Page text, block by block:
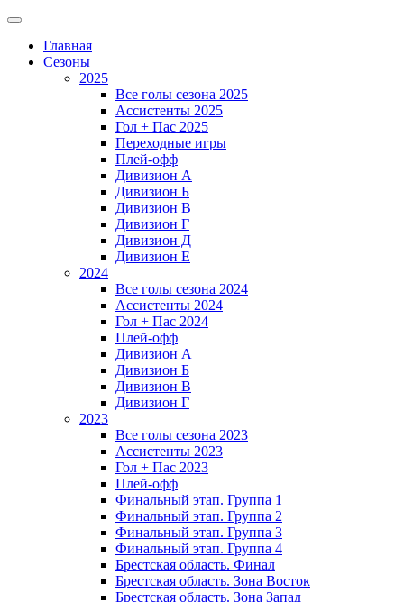
Главная
Сезоны
2025
Все голы сезона 2025
Ассистенты 2025
Гол + Пас 2025
Переходные игры
Плей-офф
Дивизион A
Дивизион Б
Дивизион В
Дивизион Г
Дивизион Д
Дивизион Е
2024
Все голы сезона 2024
Ассистенты 2024
Гол + Пас 2024
Плей-офф
Дивизион A
Дивизион Б
Дивизион В
Дивизион Г
2023
Все голы сезона 2023
Ассистенты 2023
Гол + Пас 2023
Плей-офф
Финальный этап. Группа 1
Финальный этап. Группа 2
Финальный этап. Группа 3
Финальный этап. Группа 4
Брестская область. Финал
Брестская область. Зона Восток
Брестская область. Зона Запад